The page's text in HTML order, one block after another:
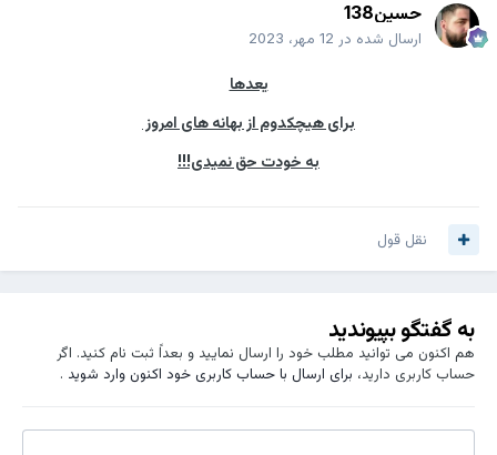
حسین138
ارسال شده در 12 مهر، 2023
یعدها
برای هیچکدوم از بهانه های امروز
به خودت حق نمیدی!!!
نقل قول
به گفتگو بپیوندید
هم اکنون می توانید مطلب خود را ارسال نمایید و بعداً ثبت نام کنید. اگر
حساب کاربری دارید، برای ارسال با حساب کاربری خود اکنون وارد شوید.